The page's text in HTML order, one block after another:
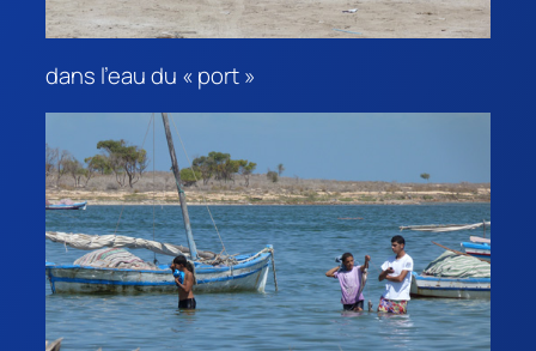
dans l’eau du « port »